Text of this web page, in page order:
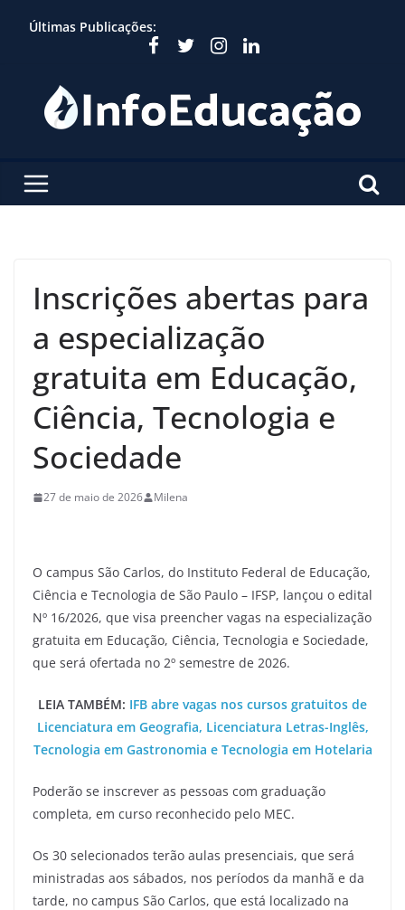
Últimas Publicações:
Inscrições abertas para
a especialização
gratuita em Educação,
Ciência, Tecnologia e
Sociedade
27 de maio de 2026 Milena
O campus São Carlos, do Instituto Federal de Educação,
Ciência e Tecnologia de São Paulo – IFSP, lançou o edital
Nº 16/2026, que visa preencher vagas na especialização
gratuita em Educação, Ciência, Tecnologia e Sociedade,
que será ofertada no 2º semestre de 2026.
LEIA TAMBÉM: IFB abre vagas nos cursos gratuitos de
Licenciatura em Geografia, Licenciatura Letras-Inglês,
Tecnologia em Gastronomia e Tecnologia em Hotelaria
Poderão se inscrever as pessoas com graduação
completa, em curso reconhecido pelo MEC.
Os 30 selecionados terão aulas presenciais, que será
ministradas aos sábados, nos períodos da manhã e da
tarde, no campus São Carlos, que está localizado na